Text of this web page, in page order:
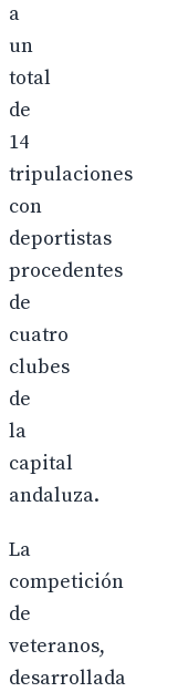
a
un
total
de
14
tripulaciones
con
deportistas
procedentes
de
cuatro
clubes
de
la
capital
andaluza.
La
competición
de
veteranos,
desarrollada